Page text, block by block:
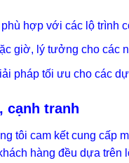
hợp với các lộ trình
giờ, lý tưởng cho các
pháp tối ưu cho các
cạnh tranh
tôi cam kết cung cấp
hàng đều dựa trên